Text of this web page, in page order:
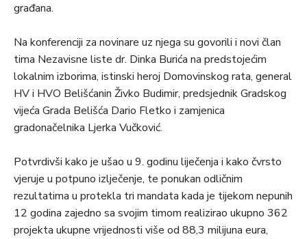
građana.
Na konferenciji za novinare uz njega su govorili i novi član
tima Nezavisne liste dr. Dinka Burića na predstojećim
lokalnim izborima, istinski heroj Domovinskog rata, general
HV i HVO Belišćanin Živko Budimir, predsjednik Gradskog
vijeća Grada Belišća Dario Fletko i zamjenica
gradonačelnika Ljerka Vučković.
Potvrdivši kako je ušao u 9. godinu liječenja i kako čvrsto
vjeruje u potpuno izlječenje, te ponukan odličnim
rezultatima u protekla tri mandata kada je tijekom nepunih
12 godina zajedno sa svojim timom realizirao ukupno 362
projekta ukupne vrijednosti više od 88,3 milijuna eura,